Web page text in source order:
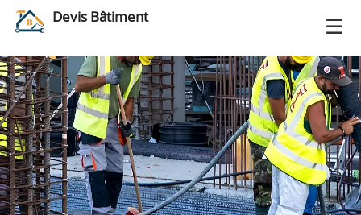
Devis Bâtiment